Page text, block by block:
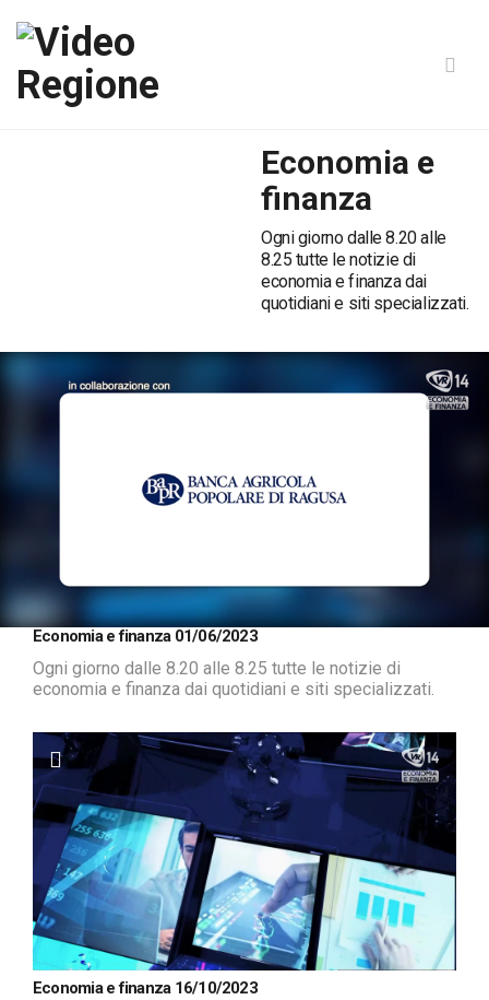
Economia e
finanza
Ogni giorno dalle 8.20 alle
8.25 tutte le notizie di
economia e finanza dai
quotidiani e siti specializzati.
Unmute Loaded:
12.42%
Economia e finanza 01/06/2023
Ogni giorno dalle 8.20 alle 8.25 tutte le notizie di
economia e finanza dai quotidiani e siti specializzati.
Economia e finanza 16/10/2023